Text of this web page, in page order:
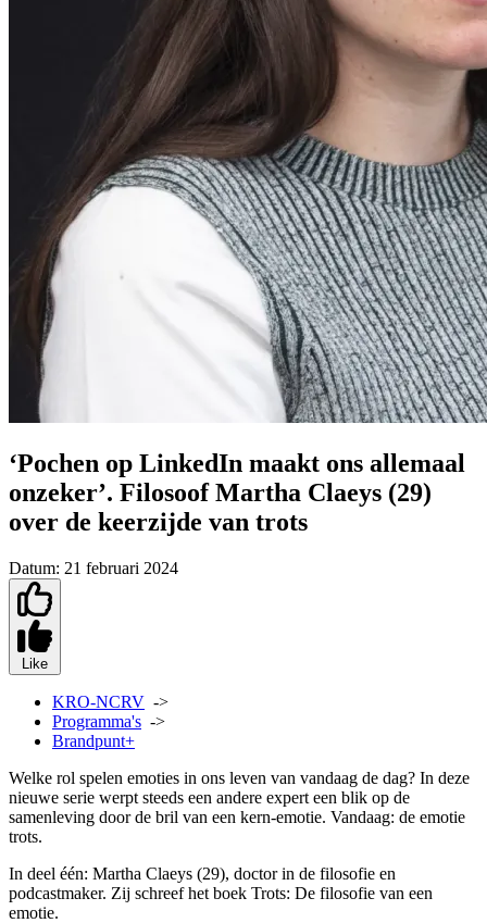
‘Pochen op LinkedIn maakt ons allemaal
onzeker’. Filosoof Martha Claeys (29)
over de keerzijde van trots
Datum: 21 februari 2024
Like
KRO-NCRV ->
Programma's ->
Brandpunt+
Welke rol spelen emoties in ons leven van vandaag de dag? In deze
nieuwe serie werpt steeds een andere expert een blik op de
samenleving door de bril van een kern-emotie. Vandaag: de emotie
trots.
In deel één: Martha Claeys (29), doctor in de filosofie en
podcastmaker. Zij schreef het boek Trots: De filosofie van een
emotie.